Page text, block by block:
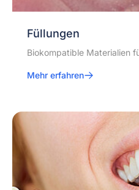
Füllungen
Biokompatible Materialien
Mehr erfahren